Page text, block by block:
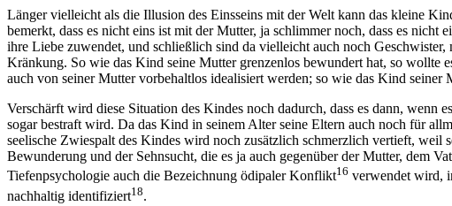
Länger vielleicht als die Illusion des Einsseins mit der Welt kann das kleine
bemerkt, dass es nicht eins ist mit der Mutter, ja schlimmer noch, dass es
ihre Liebe zuwendet, und schließlich sind da vielleicht auch noch
Kränkung. So wie das Kind seine Mutter grenzenlos bewundert hat, so wollte
auch von seiner Mutter vorbehaltlos idealisiert werden; so wie das Kind
Verschärft wird diese Situation des Kindes noch dadurch, dass es dann, wenn
sogar bestraft wird. Da das Kind in seinem Alter seine Eltern auch noch für
seelische Zwiespalt des Kindes wird noch zusätzlich schmerzlich vertieft, weil
Bewunderung und der Sehnsucht, die es ja auch gegenüber der Mutter, dem
Tiefenpsychologie auch die Bezeichnung ödipaler Konflikt16 verwendet wird,
nachhaltig identifiziert18.